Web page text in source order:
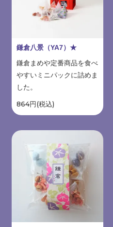
鎌倉八景（YA7）★
鎌倉まめや定番商品を食べ
やすいミニパックに詰めま
した。
864円(税込)